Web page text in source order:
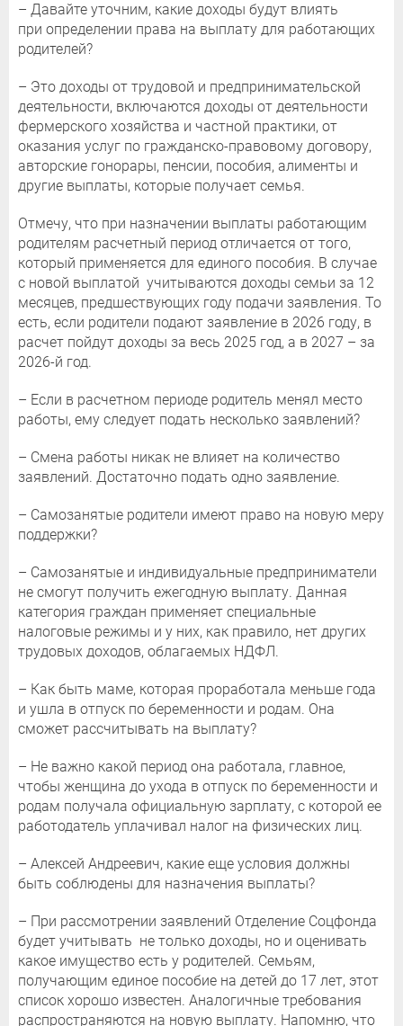
– Давайте уточним, какие доходы будут влиять
при определении права на выплату для работающих
родителей?
– Это доходы от трудовой и предпринимательской
деятельности, включаются доходы от деятельности
фермерского хозяйства и частной практики, от
оказания услуг по гражданско-правовому договору,
авторские гонорары, пенсии, пособия, алименты и
другие выплаты, которые получает семья.
Отмечу, что при назначении выплаты работающим
родителям расчетный период отличается от того,
который применяется для единого пособия. В случае
с новой выплатой учитываются доходы семьи за 12
месяцев, предшествующих году подачи заявления. То
есть, если родители подают заявление в 2026 году, в
расчет пойдут доходы за весь 2025 год, а в 2027 – за
2026-й год.
– Если в расчетном периоде родитель менял место
работы, ему следует подать несколько заявлений?
– Смена работы никак не влияет на количество
заявлений. Достаточно подать одно заявление.
– Самозанятые родители имеют право на новую меру
поддержки?
– Самозанятые и индивидуальные предприниматели
не смогут получить ежегодную выплату. Данная
категория граждан применяет специальные
налоговые режимы и у них, как правило, нет других
трудовых доходов, облагаемых НДФЛ.
– Как быть маме, которая проработала меньше года
и ушла в отпуск по беременности и родам. Она
сможет рассчитывать на выплату?
– Не важно какой период она работала, главное,
чтобы женщина до ухода в отпуск по беременности и
родам получала официальную зарплату, с которой ее
работодатель уплачивал налог на физических лиц.
– Алексей Андреевич, какие еще условия должны
быть соблюдены для назначения выплаты?
– При рассмотрении заявлений Отделение Соцфонда
будет учитывать не только доходы, но и оценивать
какое имущество есть у родителей. Семьям,
получающим единое пособие на детей до 17 лет, этот
список хорошо известен. Аналогичные требования
распространяются на новую выплату. Напомню, что